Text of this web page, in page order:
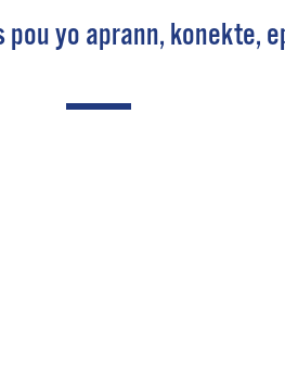
pou yo aprann, konekte,